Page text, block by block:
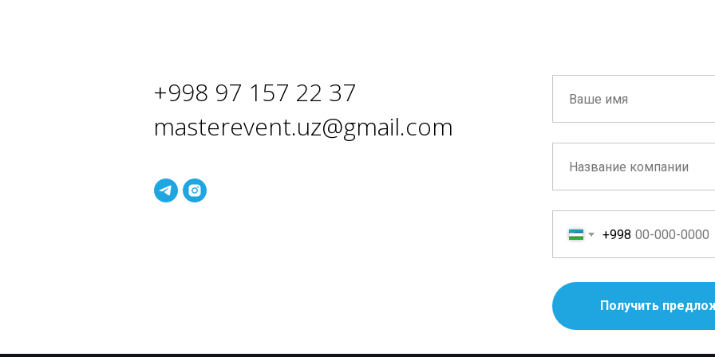
+998 97 157 22 37
masterevent.uz@gmail.com
+998
Получить